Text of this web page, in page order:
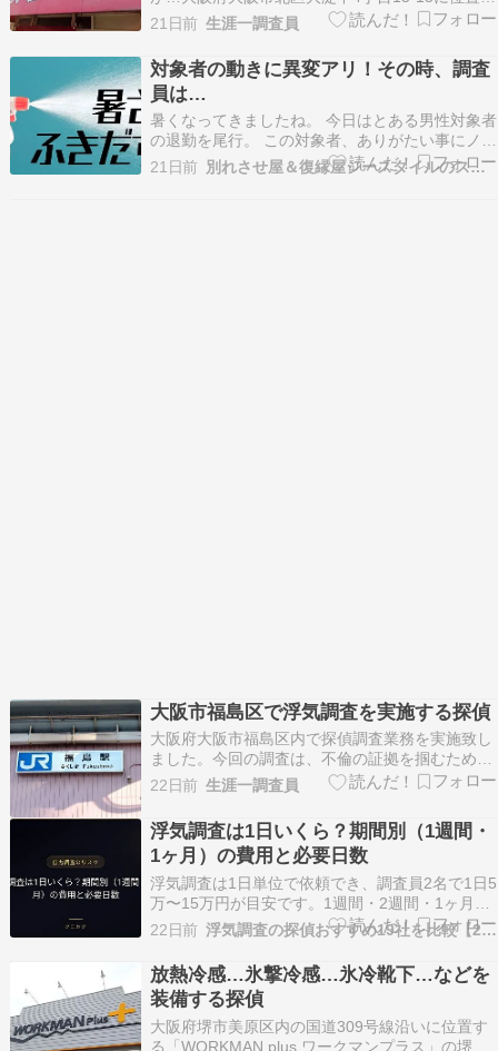
るラーメン・つけ麺のお店「大吾郎商店」を訪れ
ました。私も、同行の調査員も共に「塩ラーメ
ン」をいただきました。スープを一口飲んで…
「旨いっ！」と呟く私と調査員です。牛すじ丼も
いただきまし…
21日前 生涯一調査員
対象者の動きに異変アリ！その時、調査
員は…
暑くなってきましたね。 今日はとある男性対象者
の退勤を尾行。 この対象者、ありがたい事にノー
残業、定時退勤！調査員的に助かります笑 今日も
今日とて対象者は定時退勤。 週末ともあり、何か
21日前 別れさせ屋＆復縁屋ジースタイルのスタッフブログ
大阪市福島区で浮気調査を実施する探偵
大阪府大阪市福島区内で探偵調査業務を実施致し
ました。今回の調査は、不倫の証拠を掴むための
浮気調査です。猛暑の中、思わぬ動きをした対象
者を追いかけてダッシュをした探偵達です。
（笑）朝から夜までの調査となって、帰路につい
たのは午後11時前でした。帰路の道中で、私が
「ちょっと頭が痛い…
22日前 生涯一調査員
浮気調査は1日いくら？期間別（1週間・
1ヶ月）の費用と必要日数
浮気調査は1日単位で依頼でき、調査員2名で1日5
万〜15万円が目安です。1週間・2週間・1ヶ月の
総額シミュレーション、24時間張り込みの費用、
証拠取得に必要な日数、調査日数を減らす依頼前
の準備まで整理します。
22日前 浮気調査の探偵おすすめ19社を比較【2026年最新】
放熱冷感…氷撃冷感…氷冷靴下…などを
装備する探偵
大阪府堺市美原区内の国道309号線沿いに位置す
る「WORKMAN plus ワークマンプラス」の堺美